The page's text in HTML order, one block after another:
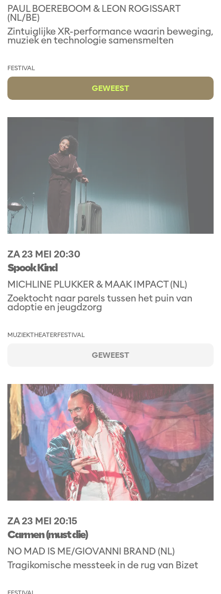
PAUL BOEREBOOM & LEON ROGISSART
(NL/BE)
Zintuiglijke XR-performance waarin beweging,
muziek en technologie samensmelten
FESTIVAL
GEWEEST
Spook Kind
MICHLINE PLUKKER & MAAK IMPACT (NL)
ZA 23 MEI 20:30
Zoektocht naar parels tussen het puin van
adoptie en jeugdzorg
MUZIEKTHEATERFESTIVAL
GEWEEST
Carmen (must die)
NO MAD IS ME/GIOVANNI BRAND (NL)
ZA 23 MEI 20:15
Tragikomische messteek in de rug van Bizet